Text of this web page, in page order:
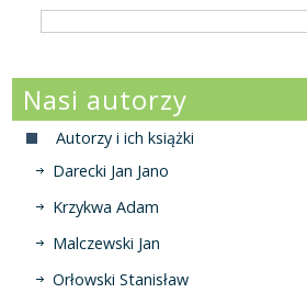
Nasi autorzy
Autorzy i ich książki
Darecki Jan Jano
Krzykwa Adam
Malczewski Jan
Orłowski Stanisław